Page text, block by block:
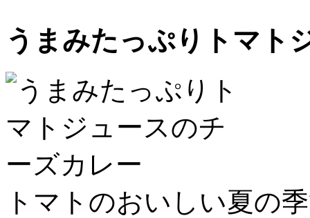
うまみたっぷりトマト
トマトのおいしい夏の